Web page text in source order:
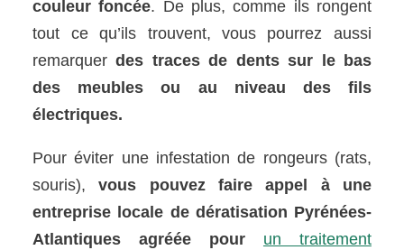
couleur foncée. De plus, comme ils rongent
tout ce qu’ils trouvent, vous pourrez aussi
remarquer des traces de dents sur le bas
des meubles ou au niveau des fils
électriques.
Pour éviter une infestation de rongeurs (rats,
souris),vous pouvez faire appel à une
entreprise locale de dératisation Pyrénées-
Atlantiques agréée pour un traitement